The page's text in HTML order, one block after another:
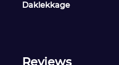
Daklekkage
Reviews